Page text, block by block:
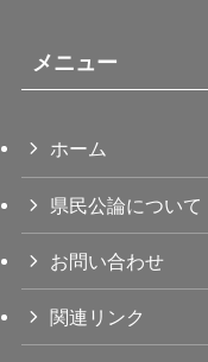
メニュー
ホーム
県民公論について
お問い合わせ
関連リンク